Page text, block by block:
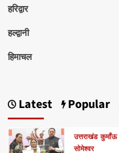
हरिद्वार
हल्द्वानी
हिमाचल
Latest Popular
उत्तराखंड कुमाँऊ
सोमेश्वर